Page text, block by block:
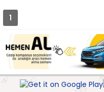
1